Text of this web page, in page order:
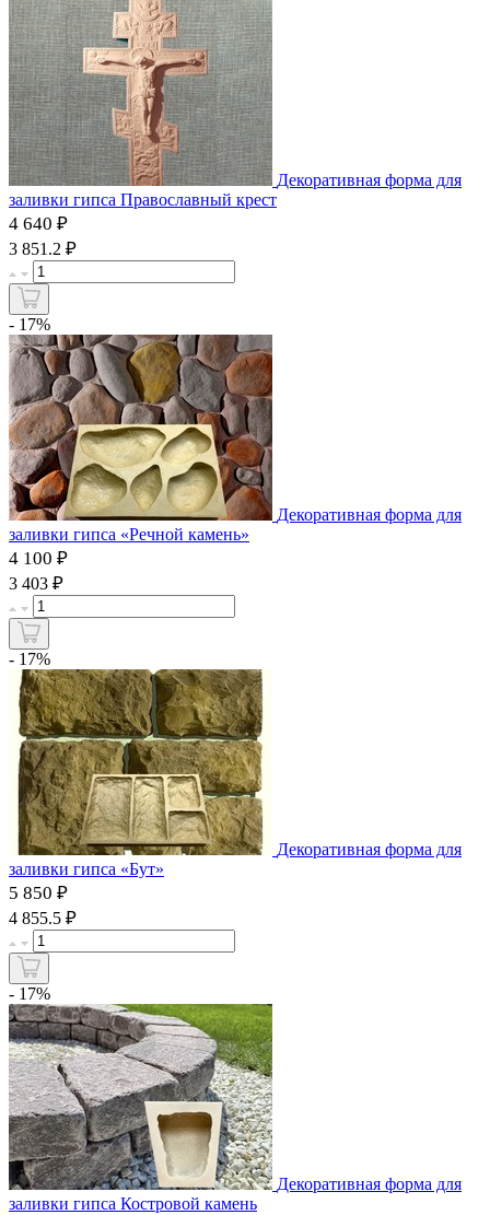
Декоративная форма для
заливки гипса Православный крест
4 640 ₽
3 851.2 ₽
- 17%
Декоративная форма для
заливки гипса «Речной камень»
4 100 ₽
3 403 ₽
- 17%
Декоративная форма для
заливки гипса «Бут»
5 850 ₽
4 855.5 ₽
- 17%
Декоративная форма для
заливки гипса Костровой камень